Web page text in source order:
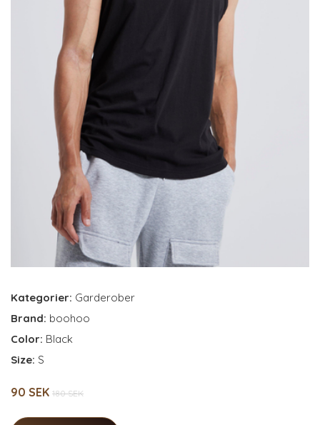
Kategorier: Garderober
Brand: boohoo
Color: Black
Size: S
90 SEK 180 SEK